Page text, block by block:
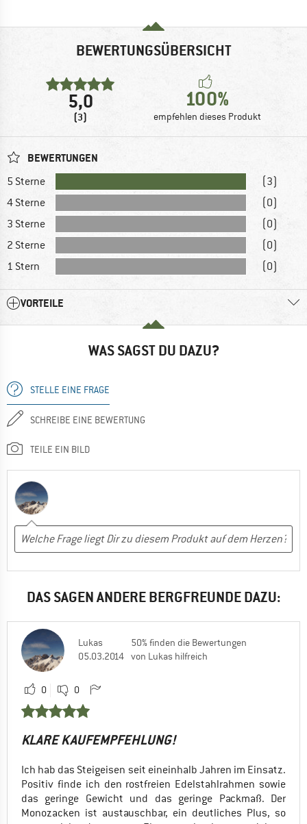
BEWERTUNGSÜBERSICHT
5,0
(3)
100%
empfehlen dieses Produkt
BEWERTUNGEN
5 Sterne
(3)
4 Sterne
(0)
3 Sterne
(0)
2 Sterne
(0)
1 Stern
(0)
VORTEILE
WAS SAGST DU DAZU?
STELLE EINE FRAGE
SCHREIBE EINE BEWERTUNG
TEILE EIN BILD
DAS SAGEN ANDERE BERGFREUNDE DAZU:
Lukas
05.03.2014
50% finden die Bewertungen
von Lukas hilfreich
0 0
KLARE KAUFEMPFEHLUNG!
Ich hab das Steigeisen seit eineinhalb Jahren im Einsatz.
Positiv finde ich den rostfreien Edelstahlrahmen sowie
das geringe Gewicht und das geringe Packmaß. Der
Monozacken ist austauschbar, ein deutliches Plus, so